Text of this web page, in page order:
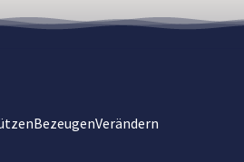
BezeugenVerändern